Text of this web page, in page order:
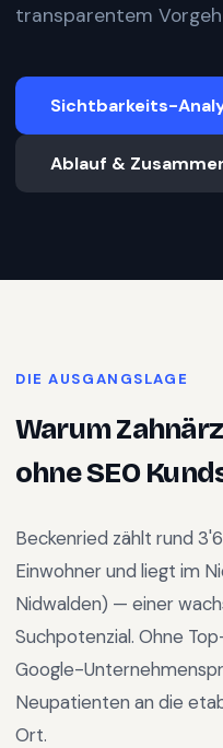
transparentem
Sichtbarkeits-
Ablauf &
DIE AUSGANGSLAGE
Warum
ohne SEO
Beckenried zählt rund
Einwohner und liegt im
Nidwalden) — einer
Suchpotenzial. Ohne
Google-
Neupatienten an die
Ort.